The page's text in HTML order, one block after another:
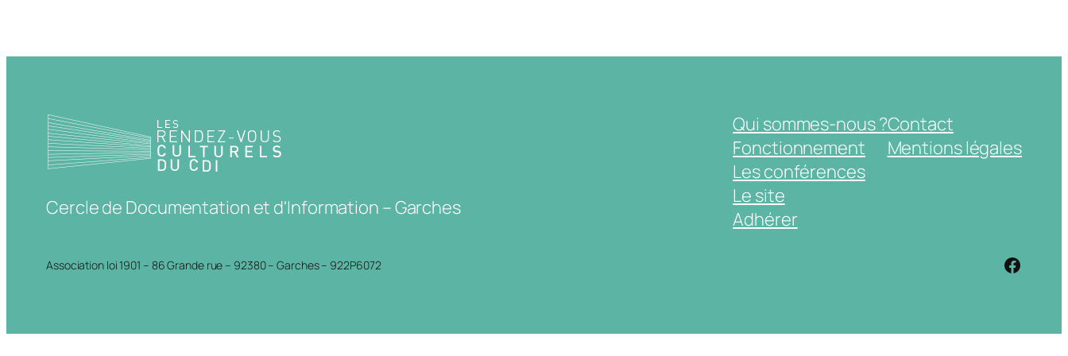
Cercle de Documentation et d'Information – Garches
Qui sommes-nous ?
Fonctionnement
Les conférences
Le site
Adhérer
Contact
Mentions légales
Association loi 1901 – 86 Grande rue – 92380 – Garches – 922P6072